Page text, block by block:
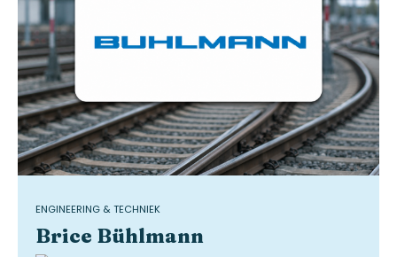
ENGINEERING & TECHNIEK
Brice Bühlmann